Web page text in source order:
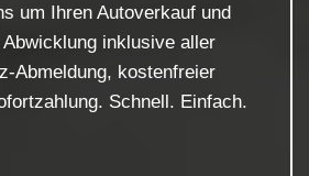
um Ihren Autoverkauf und
inklusive aller
Abmeldung, kostenfreier
Schnell. Einfach.